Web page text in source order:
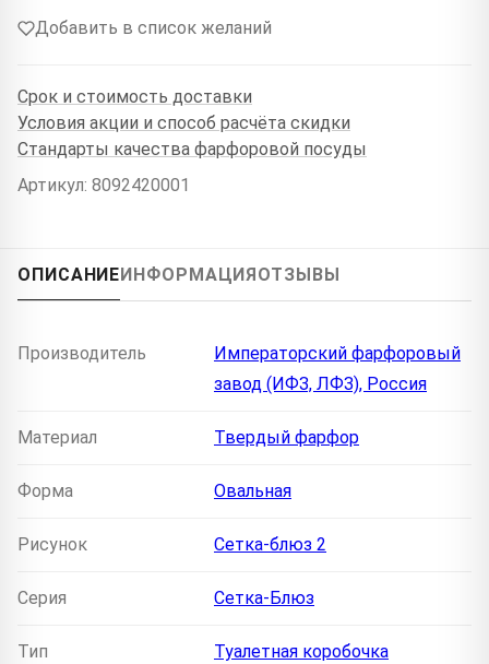
Добавить в список желаний
Срок и стоимость доставки
Условия акции и способ расчёта скидки
Стандарты качества фарфоровой посуды
Артикул: 8092420001
ОПИСАНИЕ ИНФОРМАЦИЯ ОТЗЫВЫ
Производитель
Императорский фарфоровый
завод (ИФЗ, ЛФЗ), Россия
Материал Твердый фарфор
Форма Овальная
Рисунок Сетка-блюз 2
Серия Сетка-Блюз
Тип Туалетная коробочка